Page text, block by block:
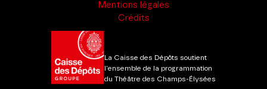
Mentions légales
Crédits
La Caisse des Dépôts soutient
l'ensemble de la programmation
du Théâtre des Champs-Élysées